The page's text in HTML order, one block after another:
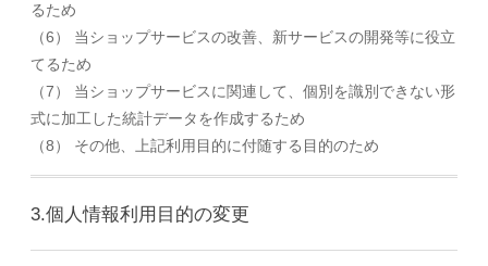
るため
（6） 当ショップサービスの改善、新サービスの開発等に役立
てるため
（7） 当ショップサービスに関連して、個別を識別できない形
式に加工した統計データを作成するため
（8） その他、上記利用目的に付随する目的のため
3.個人情報利用目的の変更